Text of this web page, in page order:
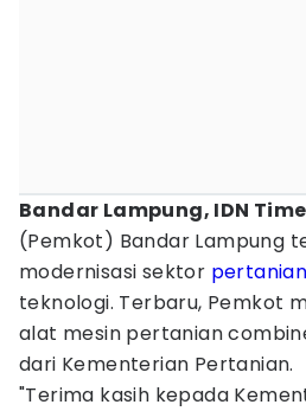
Bandar Lampung, IDN
(Pemkot) Bandar Lampung
modernisasi sektor pertanian
teknologi. Terbaru, Pemkot
alat mesin pertanian
dari Kementerian Pertanian.
"Terima kasih kepada